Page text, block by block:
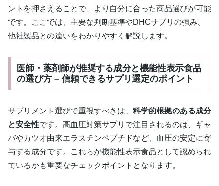
ントを押さえることで、より自分に合った商品選びが可能
です。ここでは、主要な判断基準やDHCサプリの強み、
他社製品との違いをわかりやすく解説します。
医師・薬剤師が推奨する成分と機能性表示食品
の選び方 – 信頼できるサプリ選定のポイント
サプリメント選びで重視すべきは、 科学的根拠のある成分
と安全性です。高血圧対策サプリで注目されるのは、ギャ
バやカツオ由来エラスチンペプチドなど、血圧の安定に寄
与する成分です。これらが機能性表示食品として認められ
ているかも重要なチェックポイントとなります。